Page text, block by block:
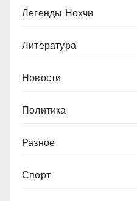
Легенды Нохчи
Литература
Новости
Политика
Разное
Спорт